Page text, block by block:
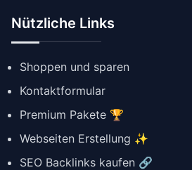
Nützliche Links
Shoppen und sparen
Kontaktformular
Premium Pakete 🏆
Webseiten Erstellung ✨
SEO Backlinks kaufen 🔗